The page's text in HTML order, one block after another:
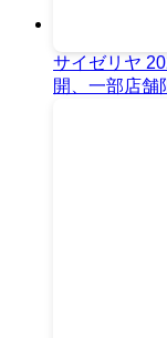
サイゼリヤ
開、一部店舗